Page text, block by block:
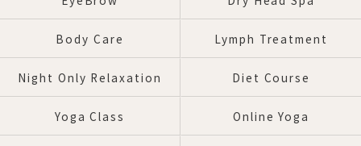
Body Care Lymph Treatment
Night Only Relaxation Diet Course
Yoga Class Online Yoga